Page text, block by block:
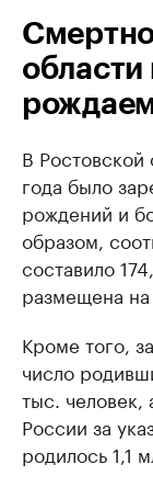
В Ростовской
года было
рождений и
образом,
составило
размещена на
Кроме того,
число
тыс.
России за
родилось 1,1